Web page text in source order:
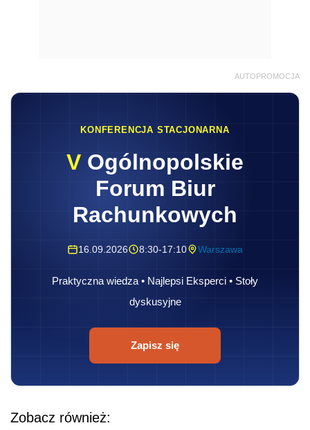
AUTOPROMOCJA
KONFERENCJA STACJONARNA
V Ogólnopolskie
Forum Biur
Rachunkowych
16.09.2026 8:30-17:10 Warszawa
Praktyczna wiedza • Najlepsi Eksperci • Stoły
dyskusyjne
Zapisz się
Zobacz również: